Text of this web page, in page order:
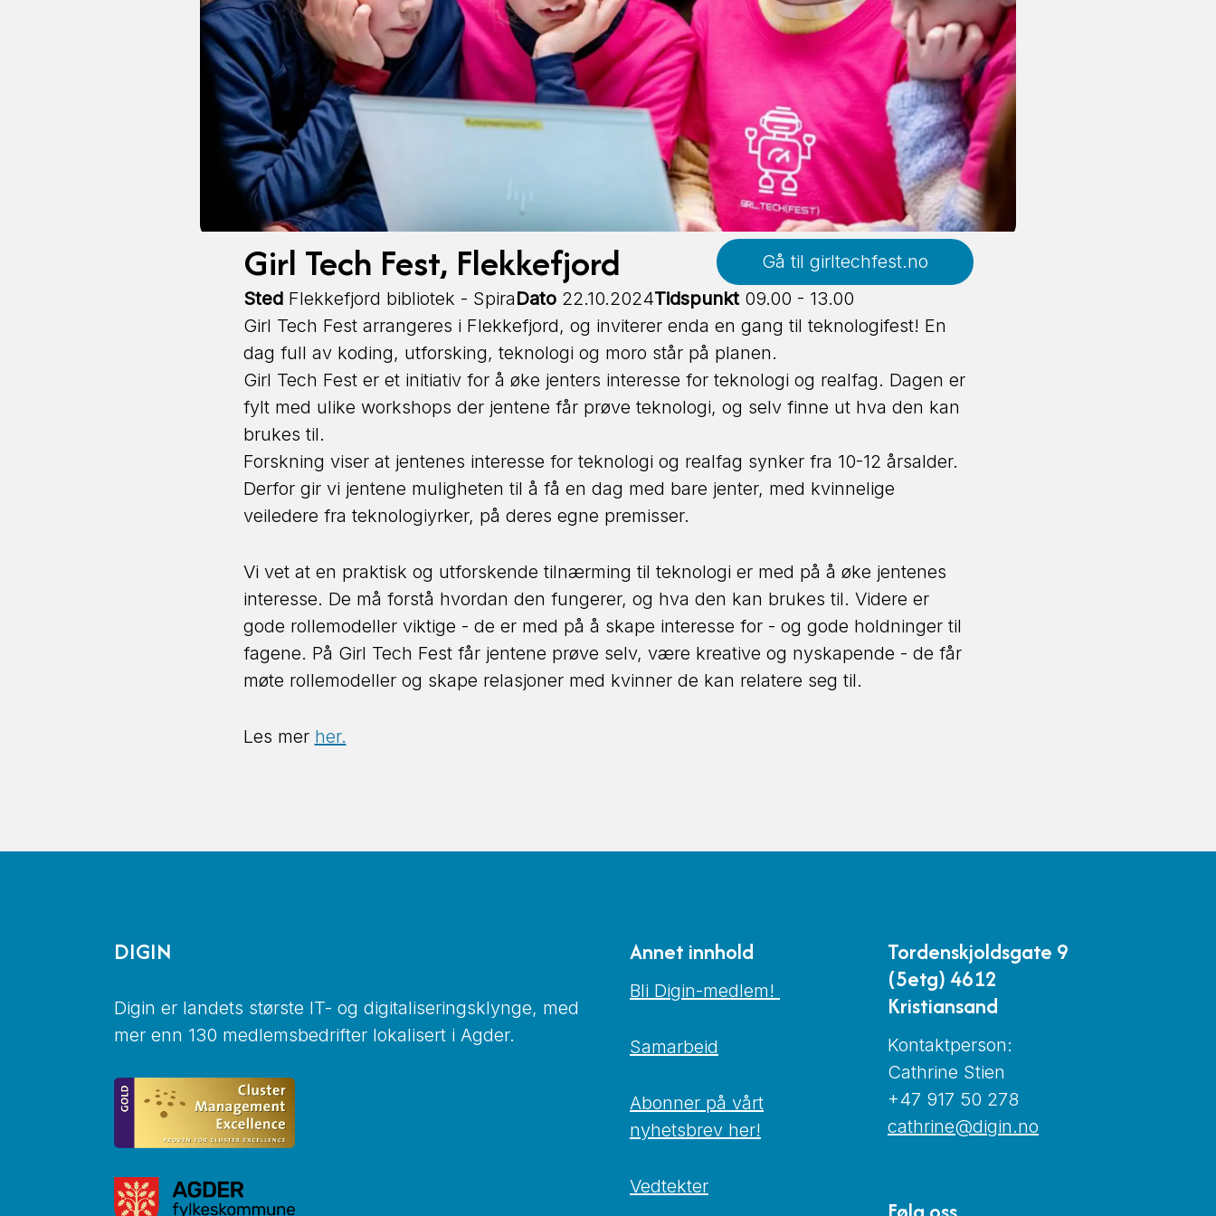
Girl Tech Fest, Flekkefjord
Gå til girltechfest.no
StedFlekkefjord bibliotek - SpiraDato22.10.2024Tidspunkt09.00 - 13.00
Girl Tech Fest arrangeres i Flekkefjord, og inviterer enda en gang til teknologifest! En
dag full av koding, utforsking, teknologi og moro står på planen.
Girl Tech Fest er et initiativ for å øke jenters interesse for teknologi og realfag. Dagen er
fylt med ulike workshops der jentene får prøve teknologi, og selv finne ut hva den kan
brukes til.
Forskning viser at jentenes interesse for teknologi og realfag synker fra 10-12 årsalder.
Derfor gir vi jentene muligheten til å få en dag med bare jenter, med kvinnelige
veiledere fra teknologiyrker, på deres egne premisser.
Vi vet at en praktisk og utforskende tilnærming til teknologi er med på å øke jentenes
interesse. De må forstå hvordan den fungerer, og hva den kan brukes til. Videre er
gode rollemodeller viktige - de er med på å skape interesse for - og gode holdninger til
fagene. På Girl Tech Fest får jentene prøve selv, være kreative og nyskapende - de får
møte rollemodeller og skape relasjoner med kvinner de kan relatere seg til.
Les mer her.
DIGIN
Digin er landets største IT- og digitaliseringsklynge, med
mer enn 130 medlemsbedrifter lokalisert i Agder.
Annet innhold
Bli Digin-medlem!
Samarbeid
Abonner på vårt
nyhetsbrev her!
Vedtekter
Tordenskjoldsgate 9
(5etg) 4612
Kristiansand
Kontaktperson:
Cathrine Stien
+47 917 50 278
cathrine@digin.no